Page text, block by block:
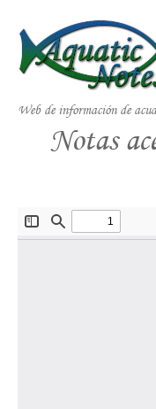
Inicio
Publicaciones
Videos
Libros
Colaboraciones
Web de información de
Notas